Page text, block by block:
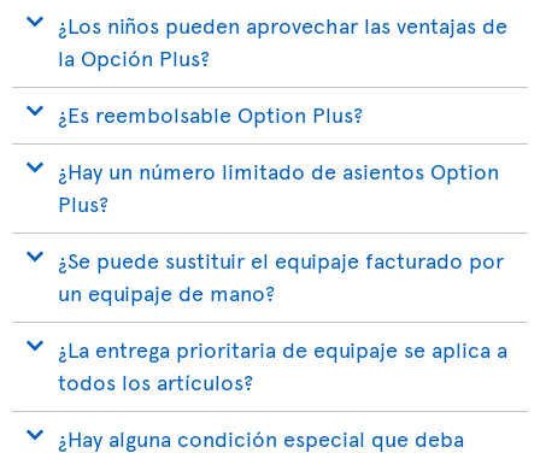
¿Los niños pueden aprovechar las ventajas de
la Opción Plus?
¿Es reembolsable Option Plus?
¿Hay un número limitado de asientos Option
Plus?
¿Se puede sustituir el equipaje facturado por
un equipaje de mano?
¿La entrega prioritaria de equipaje se aplica a
todos los artículos?
¿Hay alguna condición especial que deba